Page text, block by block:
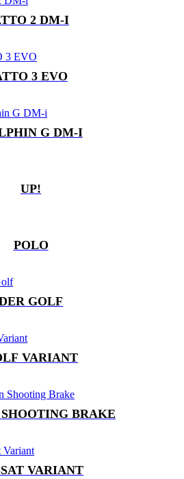
2 DM-I
3 EVO
G DM-I
UP!
POLO
GOLF
VARIANT
BRAKE
VARIANT